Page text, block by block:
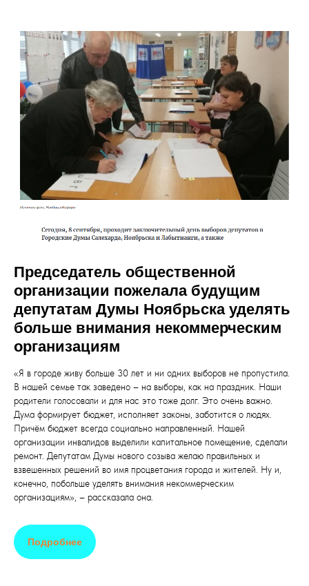
Председатель общественной
организации пожелала будущим
депутатам Думы Ноябрьска уделять
больше внимания некоммерческим
организациям
«Я в городе живу больше 30 лет и ни одних выборов не пропустила.
В нашей семье так заведено – на выборы, как на праздник. Наши
родители голосовали и для нас это тоже долг. Это очень важно.
Дума формирует бюджет, исполняет законы, заботится о людях.
Причём бюджет всегда социально направленный. Нашей
организации инвалидов выделили капитальное помещение, сделали
ремонт. Депутатам Думы нового созыва желаю правильных и
взвешенных решений во имя процветания города и жителей. Ну и,
конечно, побольше уделять внимания некоммерческим
организациям», – рассказала она.
Подробнее